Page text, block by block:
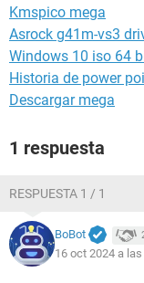
Kmspico mega
Asrock g41m-vs3
Windows 10 iso 64
Historia de power
Descargar mega
1 respuesta
RESPUESTA 1 / 1
BoBot
16 oct 2024 a